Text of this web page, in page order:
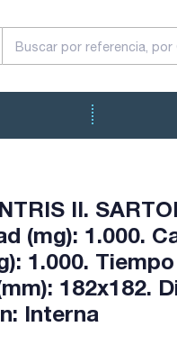
II.
(mg): 1.000.
1.000.
182x182.
Interna